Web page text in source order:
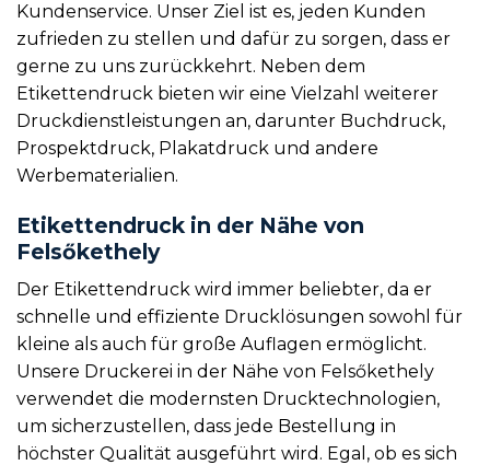
Kundenservice. Unser Ziel ist es, jeden Kunden
zufrieden zu stellen und dafür zu sorgen, dass er
gerne zu uns zurückkehrt. Neben dem
Etikettendruck bieten wir eine Vielzahl weiterer
Druckdienstleistungen an, darunter Buchdruck,
Prospektdruck, Plakatdruck und andere
Werbematerialien.
Etikettendruck in der Nähe von
Felsőkethely
Der Etikettendruck wird immer beliebter, da er
schnelle und effiziente Drucklösungen sowohl für
kleine als auch für große Auflagen ermöglicht.
Unsere Druckerei in der Nähe von Felsőkethely
verwendet die modernsten Drucktechnologien,
um sicherzustellen, dass jede Bestellung in
höchster Qualität ausgeführt wird. Egal, ob es sich